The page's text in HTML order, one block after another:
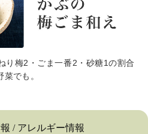
り梅2・ごま一番2・砂糖1の割合
でも。
/ アレルギー情報